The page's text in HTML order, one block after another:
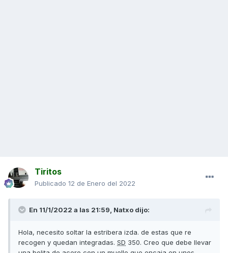
Tiritos
Publicado 12 de Enero del 2022
En 11/1/2022 a las 21:59, Natxo dijo:
Hola, necesito soltar la estribera izda. de estas que re
recogen y quedan integradas. SD 350. Creo que debe llevar